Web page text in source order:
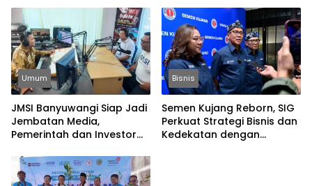
Umum
JMSI Banyuwangi Siap Jadi
Jembatan Media,
Pemerintah dan Investor
Bisnis
Semen Kujang Reborn, SIG
Perkuat Strategi Bisnis dan
Kedekatan dengan